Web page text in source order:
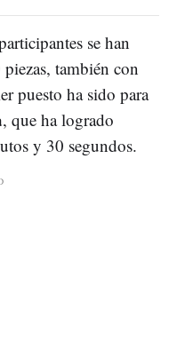
se han
también con
puesto ha sido para
, que ha logrado
y 30 segundos.